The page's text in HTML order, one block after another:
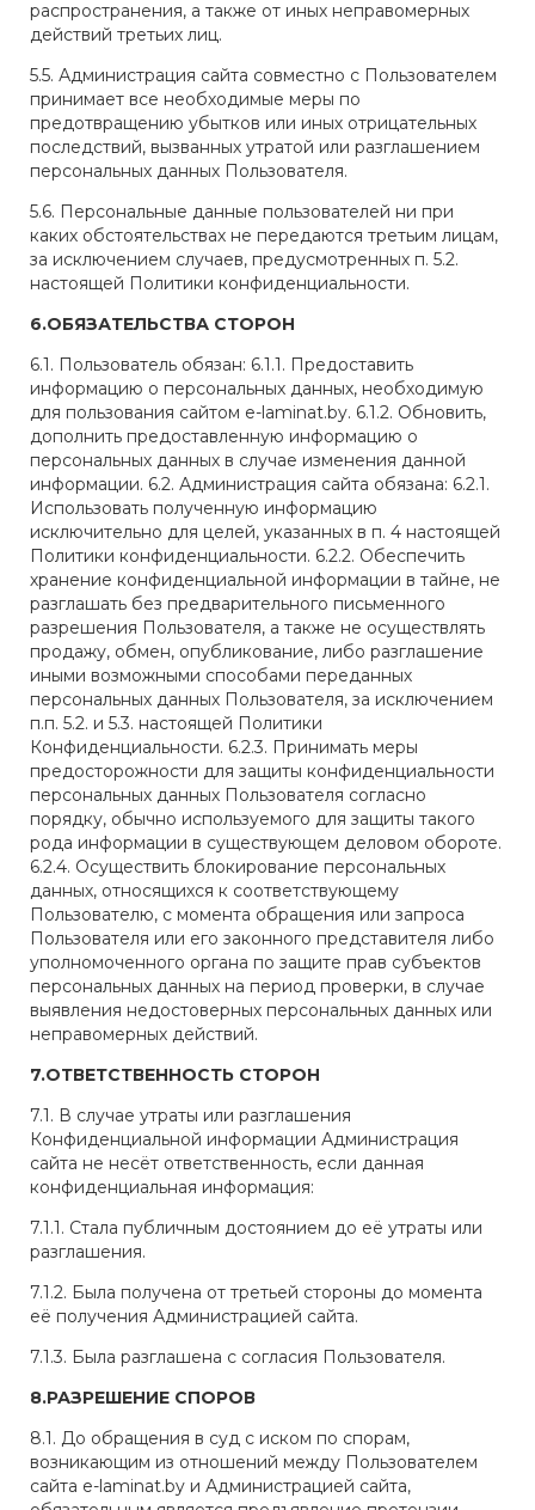
распространения, а также от иных неправомерных
действий третьих лиц.
5.5. Администрация сайта совместно с Пользователем
принимает все необходимые меры по
предотвращению убытков или иных отрицательных
последствий, вызванных утратой или разглашением
персональных данных Пользователя.
5.6. Персональные данные пользователей ни при
каких обстоятельствах не передаются третьим лицам,
за исключением случаев, предусмотренных п. 5.2.
настоящей Политики конфиденциальности.
6.ОБЯЗАТЕЛЬСТВА СТОРОН
6.1. Пользователь обязан: 6.1.1. Предоставить
информацию о персональных данных, необходимую
для пользования сайтом e-laminat.by. 6.1.2. Обновить,
дополнить предоставленную информацию о
персональных данных в случае изменения данной
информации. 6.2. Администрация сайта обязана: 6.2.1.
Использовать полученную информацию
исключительно для целей, указанных в п. 4 настоящей
Политики конфиденциальности. 6.2.2. Обеспечить
хранение конфиденциальной информации в тайне, не
разглашать без предварительного письменного
разрешения Пользователя, а также не осуществлять
продажу, обмен, опубликование, либо разглашение
иными возможными способами переданных
персональных данных Пользователя, за исключением
п.п. 5.2. и 5.3. настоящей Политики
Конфиденциальности. 6.2.3. Принимать меры
предосторожности для защиты конфиденциальности
персональных данных Пользователя согласно
порядку, обычно используемого для защиты такого
рода информации в существующем деловом обороте.
6.2.4. Осуществить блокирование персональных
данных, относящихся к соответствующему
Пользователю, с момента обращения или запроса
Пользователя или его законного представителя либо
уполномоченного органа по защите прав субъектов
персональных данных на период проверки, в случае
выявления недостоверных персональных данных или
неправомерных действий.
7.ОТВЕТСТВЕННОСТЬ СТОРОН
7.1. В случае утраты или разглашения
Конфиденциальной информации Администрация
сайта не несёт ответственность, если данная
конфиденциальная информация:
7.1.1. Стала публичным достоянием до её утраты или
разглашения.
7.1.2. Была получена от третьей стороны до момента
её получения Администрацией сайта.
7.1.3. Была разглашена с согласия Пользователя.
8.РАЗРЕШЕНИЕ СПОРОВ
8.1. До обращения в суд с иском по спорам,
возникающим из отношений между Пользователем
сайта e-laminat.by и Администрацией сайта,